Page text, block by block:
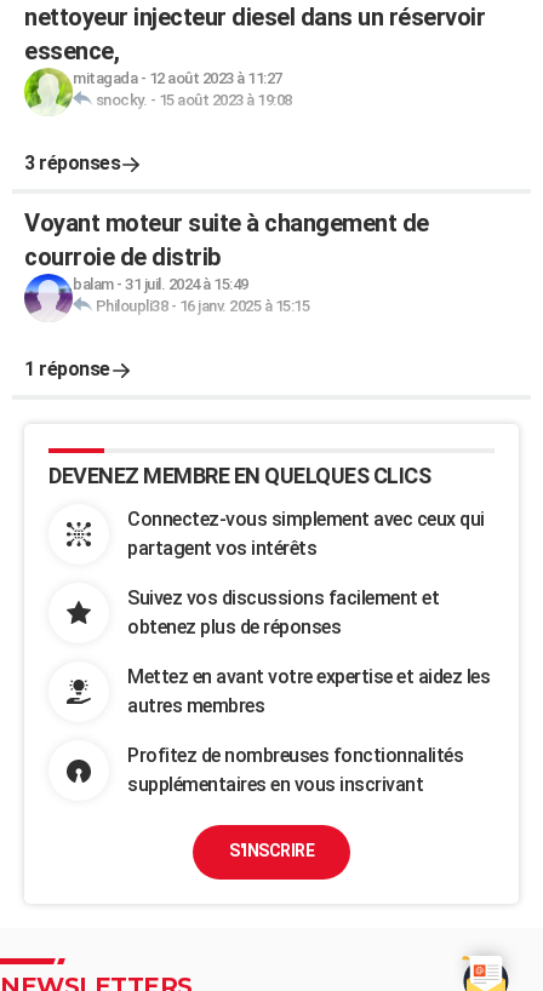
nettoyeur injecteur diesel dans un réservoir
essence,
mitagada- 12 août 2023 à 11:27
snocky. - 15 août 2023 à 19:08
3 réponses
Voyant moteur suite à changement de
courroie de distrib
balam- 31 juil. 2024 à 15:49
Philoupli38- 16 janv. 2025 à 15:15
1 réponse
DEVENEZ MEMBRE EN QUELQUES CLICS
Connectez-vous simplement avec ceux qui
partagent vos intérêts
Suivez vos discussions facilement et
obtenez plus de réponses
Mettez en avant votre expertise et aidez les
autres membres
Profitez de nombreuses fonctionnalités
supplémentaires en vous inscrivant
S'INSCRIRE